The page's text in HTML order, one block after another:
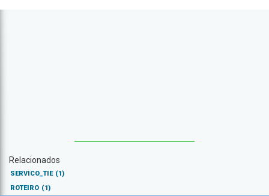
Relacionados
SERVICO_TIE (1)
ROTEIRO (1)